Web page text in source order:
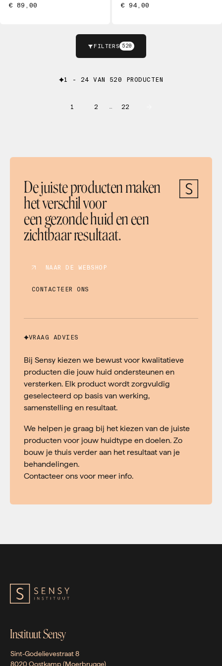
€ 89,00 € 94,00
FILTERS 520
1 - 24 VAN 520 PRODUCTEN
1 2 … 22
De juiste producten maken
het verschil voor
een gezonde huid en een
zichtbaar resultaat.
NAAR DE WEBSHOP
CONTACTEER ONS
VRAAG ADVIES
Bij Sensy kiezen we bewust voor kwalitatieve
producten die jouw huid ondersteunen en
versterken. Elk product wordt zorgvuldig
geselecteerd op basis van werking,
samenstelling en resultaat.
We helpen je graag bij het kiezen van de juiste
producten voor jouw huidtype en doelen. Zo
bouw je thuis verder aan het resultaat van je
behandelingen.
Contacteer ons voor meer info.
Instituut Sensy
Sint-Godelievestraat 8
8020 Oostkamp (Moerbrugge)